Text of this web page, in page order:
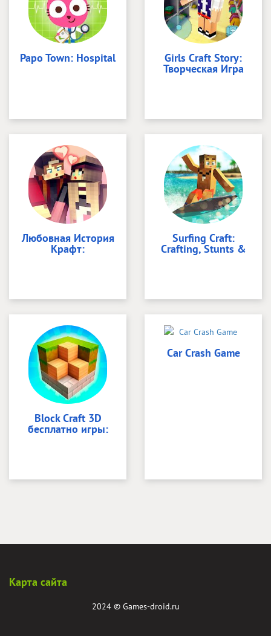
Papo Town: Hospital Girls Craft Story:
Творческая Игра
Любовная История
Крафт:
Surfing Craft:
Crafting, Stunts &
Block Craft 3D
бесплатно игры:
Car Crash Game
Карта сайта
2024 © Games-droid.ru